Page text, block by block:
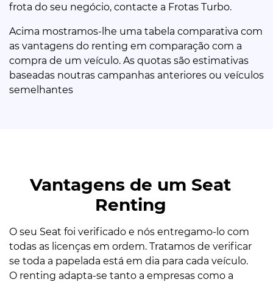
frota do seu negócio, contacte a Frotas Turbo.
Acima mostramos-lhe uma tabela comparativa com
as vantagens do renting em comparação com a
compra de um veículo. As quotas são estimativas
baseadas noutras campanhas anteriores ou veículos
semelhantes
Vantagens de um Seat
Renting
O seu Seat foi verificado e nós entregamo-lo com
todas as licenças em ordem. Tratamos de verificar
se toda a papelada está em dia para cada veículo.
O renting adapta-se tanto a empresas como a